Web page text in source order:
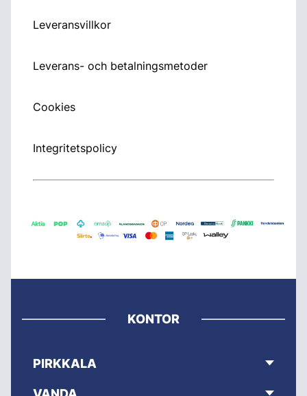
Leveransvillkor
Leverans- och betalningsmetoder
Cookies
Integritetspolicy
KONTOR
PIRKKALA